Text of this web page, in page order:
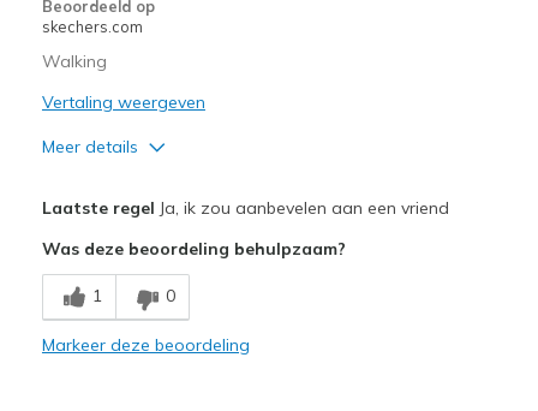
Beoordeeld op
skechers.com
Walking
Vertaling weergeven
Meer details
Breathe Well
Comfortable
Laatste regel Ja, ik zou aanbevelen aan een vriend
Was deze beoordeling behulpzaam?
1 0
Markeer deze beoordeling